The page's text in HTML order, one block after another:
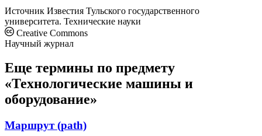
Источник Известия Тульского государственного
университета. Технические науки
Creative Commons
Научный журнал
Еще термины по предмету
«Технологические машины и
оборудование»
Маршрут (path)